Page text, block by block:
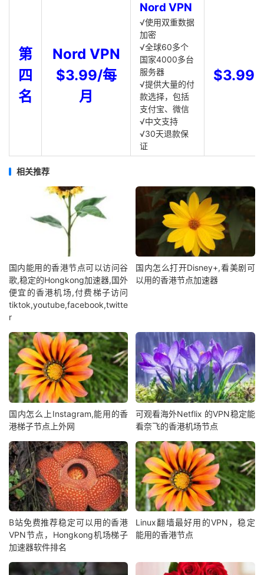
第
四
名
Nord VPN
$3.99/每
月
Nord VPN
√使用双重数据
加密
√全球60多个
国家4000多台
服务器
√提供大量的付
款选择，包括
支付宝、微信
√中文支持
√30天退款保
证
$3.99
相关推荐
国内能用的香港节点可以访问谷
歌,稳定的Hongkong加速器,国外
便宜的香港机场,付费梯子访问
tiktok,youtube,facebook,twitte
r
国内怎么打开Disney+,看美剧可
以用的香港节点加速器
国内怎么上Instagram,能用的香
港梯子节点上外网
可观看海外Netflix 的VPN稳定能
看奈飞的香港机场节点
B站免费推荐稳定可以用的香港
VPN节点，Hongkong机场梯子
加速器软件排名
Linux翻墙最好用的VPN，稳定
能用的香港节点